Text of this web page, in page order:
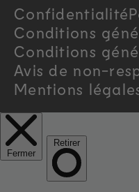
y
/
r
e
g
Confidentialité
Conditions
Conditions
Avis de non-
Mentions